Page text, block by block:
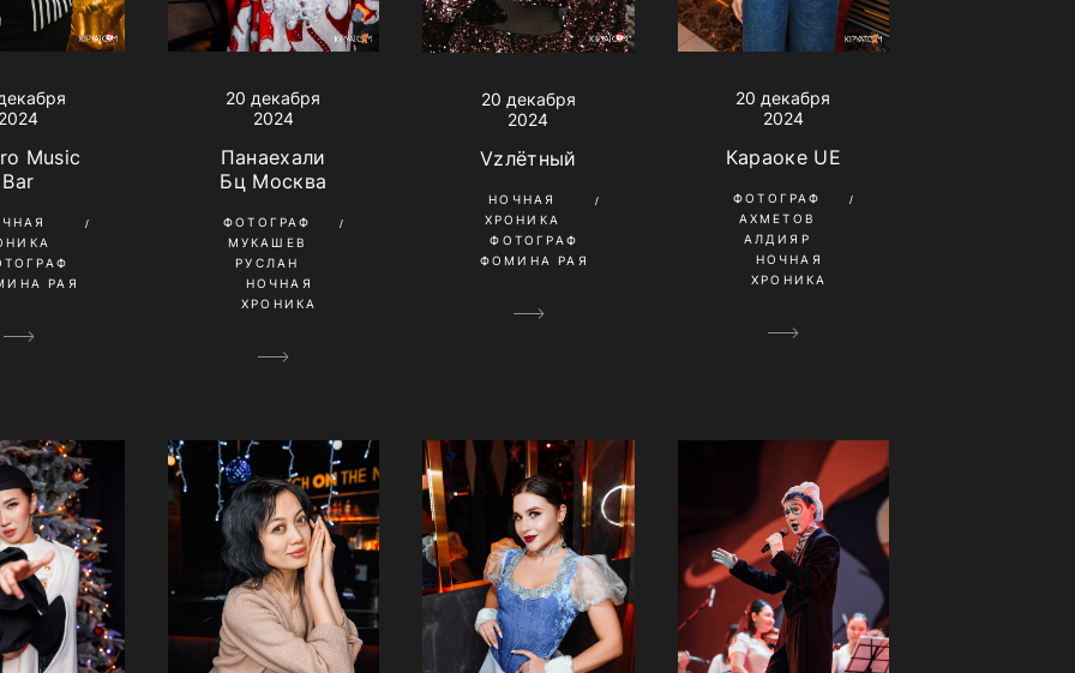
Music
Bar
РАЯ
20 декабря
2024
Панаехали
Бц Москва
ФОТОГРАФ
МУКАШЕВ
РУСЛАН
НОЧНАЯ
ХРОНИКА
20 декабря
2024
Vzлётный
НОЧНАЯ
ХРОНИКА
ФОТОГРАФ
ФОМИНА РАЯ
20 декабря
2024
Караоке UE
ФОТОГРАФ
АХМЕТОВ
АЛДИЯР
НОЧНАЯ
ХРОНИКА